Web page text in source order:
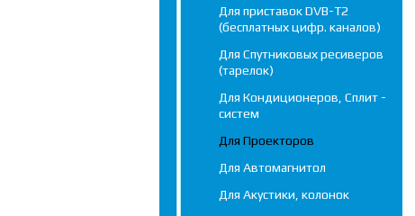
Для приставок DVB-T2
(бесплатных цифр. каналов)
Для Спутниковых ресиверов
(тарелок)
Для Кондиционеров, Сплит -
систем
Для Проекторов
Для Автомагнитол
Для Акустики, колонок